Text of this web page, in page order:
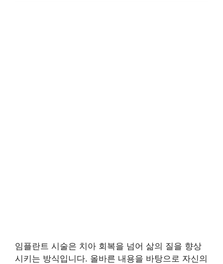
임플란트 시술은 치아 회복을 넘어 삶의 질을 향상
시키는 방식입니다. 올바른 내용을 바탕으로 자신의